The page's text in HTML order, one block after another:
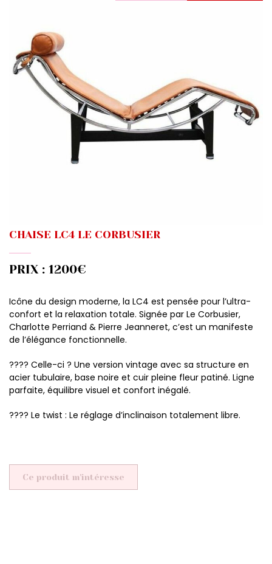
CHAISE LC4 LE CORBUSIER
PRIX : 1200€
Icône du design moderne, la LC4 est pensée pour l’ultra-
confort et la relaxation totale. Signée par Le Corbusier,
Charlotte Perriand & Pierre Jeanneret, c’est un manifeste
de l’élégance fonctionnelle.
???? Celle-ci ? Une version vintage avec sa structure en
acier tubulaire, base noire et cuir pleine fleur patiné. Ligne
parfaite, équilibre visuel et confort inégalé.
???? Le twist : Le réglage d’inclinaison totalement libre.
Ce produit m'intéresse